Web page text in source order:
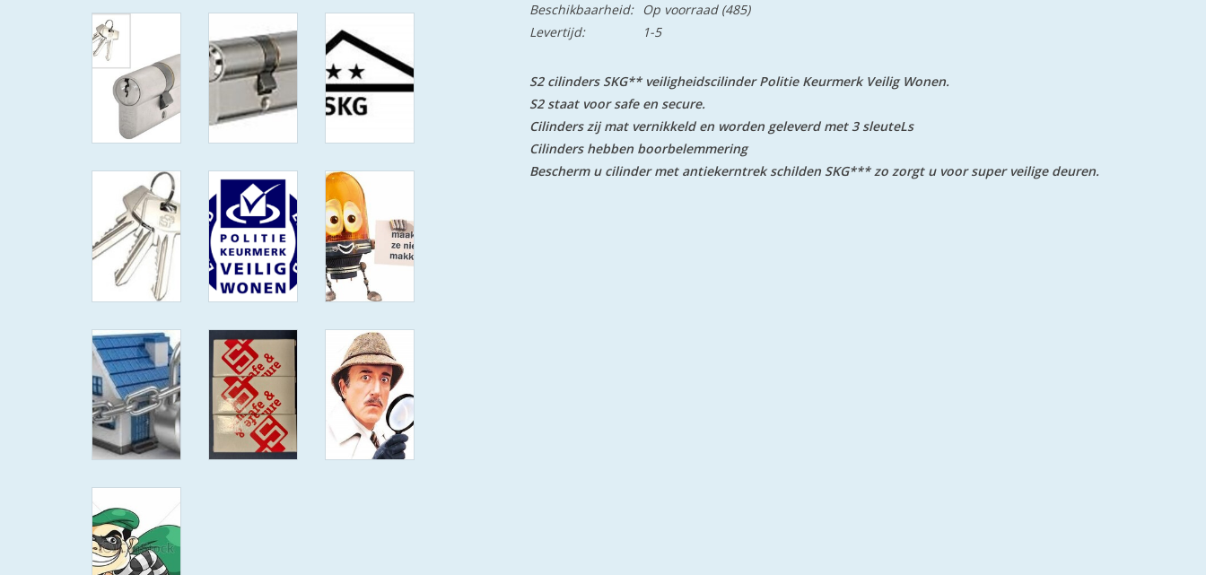
Beschikbaarheid:
Op voorraad(485)
Levertijd:
1-5
S2 cilinders SKG** veiligheidscilinder Politie Keurmerk Veilig Wonen.
S2 staat voor safe en secure.
Cilinders zij mat vernikkeld en worden geleverd met 3 sleuteLs
Cilinders hebben boorbelemmering
Bescherm u cilinder met antiekerntrek schilden SKG*** zo zorgt u voor super veilige deuren.